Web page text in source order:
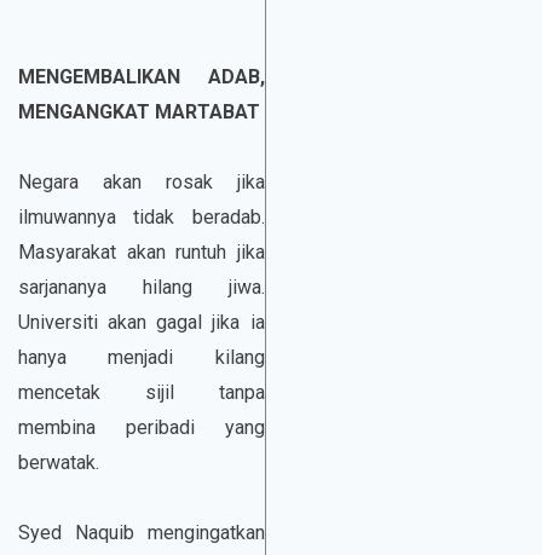
MENGEMBALIKAN ADAB,
MENGANGKAT MARTABAT
Negara akan rosak jika
ilmuwannya tidak beradab.
Masyarakat akan runtuh jika
sarjananya hilang jiwa.
Universiti akan gagal jika ia
hanya menjadi kilang
mencetak sijil tanpa
membina peribadi yang
berwatak.
Syed Naquib mengingatkan